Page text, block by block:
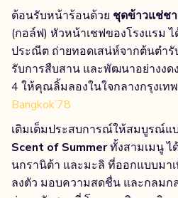
ต้อนรับหน้าร้อนด้วย ชุดข้าวแช่ช
(กอล์ฟ) หัวหน้าเชฟของโรงแรม
ประณีต ถ่ายทอดเสน่ห์จากต้นตำ
รับการสืบสาน และพัฒนาอย่างง
4 ให้คุณลิ้มลองในใจกลางกรุงเท
Bangkok’78
เติมเต็มประสบการณ์ให้สมบูรณ์แ
Scent of Summerทั้งสามเมนู ไ
นกรานิต้า และมะลิ ที่ออกแบบมา
ลงตัว มอบความสดชื่น และกลมก